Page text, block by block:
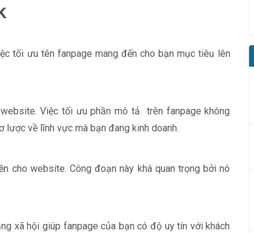
tối ưu tên fanpage mang đến cho bạn mục tiêu lên
Việc tối ưu phần mô tả trên fanpage không
lược về lĩnh vực mà bạn đang kinh doanh.
cho website. Công đoạn này khá quan trọng bởi nó
xã hội giúp fanpage của bạn có độ uy tín với khách